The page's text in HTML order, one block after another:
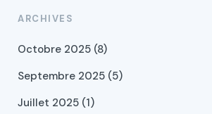
ARCHIVES
Octobre 2025 (8)
Septembre 2025 (5)
Juillet 2025 (1)